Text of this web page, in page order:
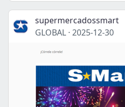
supermercadossmart
GLOBAL · 2025-12-30